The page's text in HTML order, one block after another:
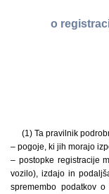
o
(1) Ta pravilnik
– pogoje, ki jih morajo
– postopke registracije
vozilo), izdajo in
spremembo podatkov